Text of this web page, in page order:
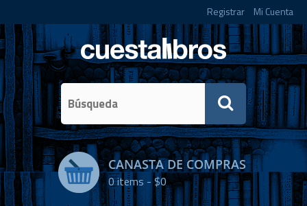
Registrar Mi Cuenta
CANASTA DE COMPRAS
0items -$0